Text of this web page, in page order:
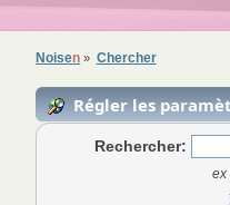
Noisen » Chercher
Régler les
Rechercher:
ex